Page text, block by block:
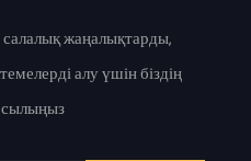
жаңалықтарды,
алу үшін біздің